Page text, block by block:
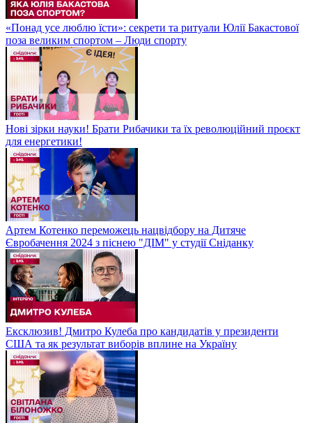
«Понад усе люблю їсти»: секрети та ритуали Юлії Бакастової
поза великим спортом – Люди спорту
Нові зірки науки! Брати Рибачики та їх революційний проєкт
для енергетики!
Артем Котенко переможець нацвідбору на Дитяче
Євробачення 2024 з піснею "ДІМ" у студії Сніданку
Ексклюзив! Дмитро Кулеба про кандидатів у президенти
США та як результат виборів вплине на Україну